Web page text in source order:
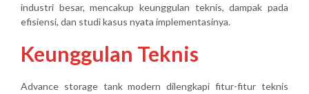
industri besar, mencakup keunggulan teknis, dampak pada
efisiensi, dan studi kasus nyata implementasinya.
Keunggulan Teknis
Advance storage tank modern dilengkapi fitur-fitur teknis